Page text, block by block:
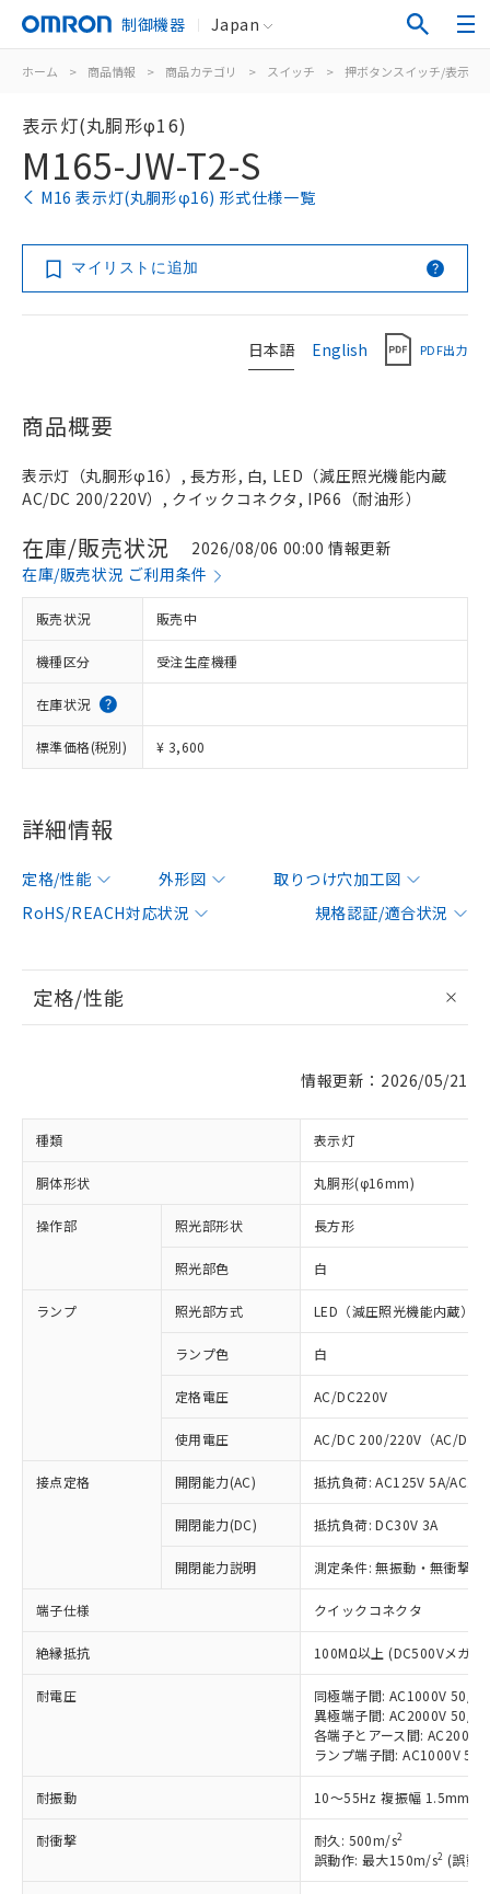
制御機器 Japan
ホーム > 商品情報 > 商品カテゴリ > スイッチ > 押ボタンスイッチ/表示灯
表示灯(丸胴形φ16)
M165-JW-T2-S
M16 表示灯(丸胴形φ16) 形式仕様一覧
マイリストに追加
日本語 English PDF出力
商品概要
表示灯（丸胴形φ16）, 長方形, 白, LED（減圧照光機能内蔵
AC/DC 200/220V）, クイックコネクタ, IP66（耐油形）
在庫/販売状況
2026/08/06 00:00 情報更新
在庫/販売状況 ご利用条件
販売状況 販売中
機種区分 受注生産機種
在庫状況
標準価格(税別) ¥ 3,600
詳細情報
定格/性能 外形図
取りつけ穴加工図
RoHS/REACH対応状況
規格認証/適合状況
定格/性能
情報更新：2026/05/21
種類 表示灯
胴体形状 丸胴形(φ16mm)
操作部 照光部形状 長方形
照光部色 白
ランプ 照光部方式 LED（減圧照光機能内蔵）
ランプ色 白
定格電圧 AC/DC220V
使用電圧 AC/DC 200/220V（AC/
接点定格 開閉能力(AC) 抵抗負荷: AC125V 5A/
開閉能力(DC) 抵抗負荷: DC30V 3A
開閉能力説明 測定条件: 無振動・無衝撃
端子仕様 クイックコネクタ
絶縁抵抗 100MΩ以上 (DC500Vメガ)
耐電圧
同極端子間: AC1000V 50/
異極端子間: AC2000V 50/
各端子とアース間:
ランプ端子間: AC1000V
耐振動 10～55Hz 複振幅 1.5mm (
耐衝撃 耐久: 500m/s2
誤動作: 最大150m/s2 (誤動
以下の条件をお読みいただき、同意のうえ
本サービスは、当社制御機器事業取扱
商品の当社在庫状況および標準価格
(税抜)を提供させていただくもので
対応済み：EU RoHS指令（10物質）の
非含有に対応した製品が提供可能な商品で
対応予定：EU RoHS指令（10物質）の非含
有に対応した製品に切り替える予定のある
対応予定なし：EU RoHS指令（10物質）の
非含有に非対応の商品で、対応品を出す予
調査・確認中：EU RoHS指令（10物質）の
非含有の対応状況を調査中または確認中の
非該当品：ライセンス料など無形物で、有
「○」：最大均質材料含有率が中国RoHSの